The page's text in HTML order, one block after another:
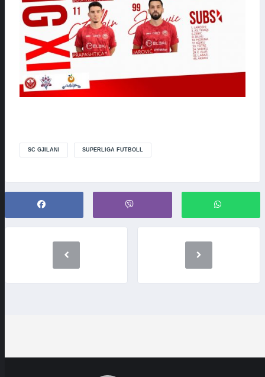
SC GJILANI SUPERLIGA FUTBOLL